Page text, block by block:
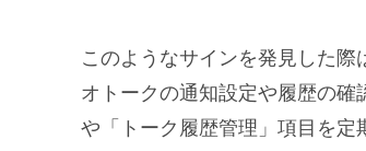
このようなサインを発見した
オトークの通知設定や履歴の確
や「トーク履歴管理」項目を定